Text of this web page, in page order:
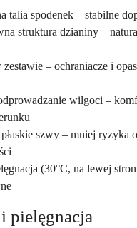
talia spodenek – stabilne
struktura dzianiny –
zestawie – ochraniacze i
wilgoci –
szwy – mniej ryzyka
(30°C, na lewej
pielęgnacja